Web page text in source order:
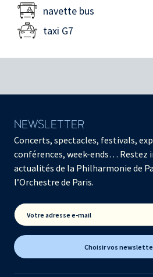
navette bus
taxi G7
NEWSLETTER
Concerts, spectacles, festivals,
conférences, week-ends… Restez
actualités de la Philharmonie de
l’Orchestre de Paris.
Votre adresse e-mail
Choisir vos